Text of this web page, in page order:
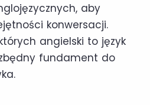
aby
konwersacji.
angielski to język
fundament do